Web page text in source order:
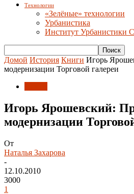
Технологии
«Зелёные» технологии
Урбанистика
Институт Урбанистики
Домой История Книги Игорь
модернизации Торговой галереи
Игорь Ярошевский:
модернизации
От
Наталья Захарова
-
12.10.2010
3000
1